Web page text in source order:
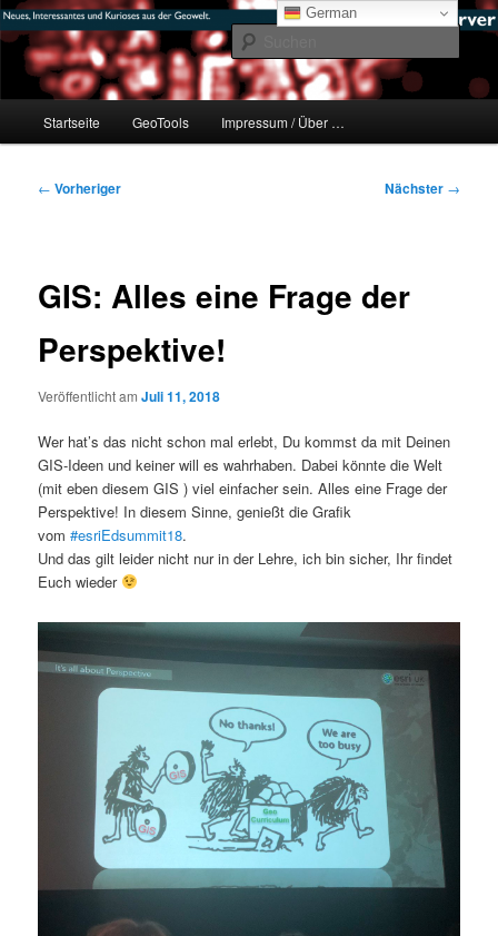
Zum
primären
Inhalt
springen#geoObserver
mikeE's GeoBlog
Startseite GeoTools Impressum / Über …
Beitragsnavigation
← Vorheriger Nächster →
GIS: Alles eine Frage der
Perspektive!
Veröffentlicht amJuli 11, 2018
Wer hat’s das nicht schon mal erlebt, Du kommst da mit Deinen
GIS-Ideen und keiner will es wahrhaben. Dabei könnte die Welt
(mit eben diesem GIS ) viel einfacher sein. Alles eine Frage der
Perspektive! In diesem Sinne, genießt die Grafik
vom#esriEdsummit18.
Und das gilt leider nicht nur in der Lehre, ich bin sicher, Ihr findet
Euch wieder
German